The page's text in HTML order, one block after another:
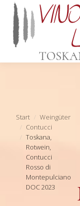
Sie befinden sich
Start
Weingüter
Contucci
Toskana,
Rotwein,
Contucci
Rosso di
Montepulciano
DOC 2023